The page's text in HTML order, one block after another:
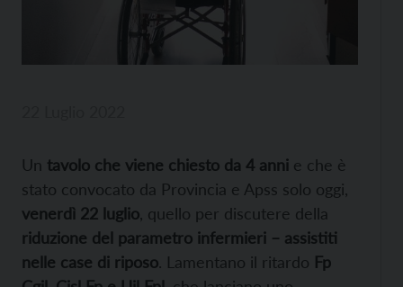
Un tavolo che viene chiesto da 4 anni e che è
stato convocato da Provincia e Apss solo oggi,
venerdì 22 luglio , quello per discutere della
riduzione del parametro infermieri – assistiti
nelle case di riposo. Lamentano il ritardo Fp